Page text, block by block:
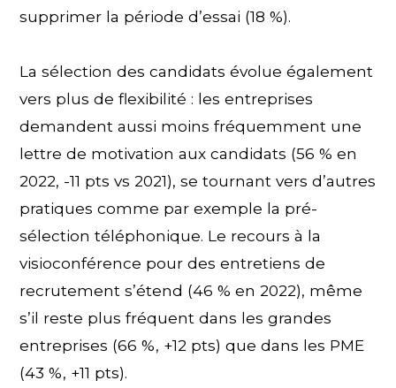
supprimer la période d’essai (18 %).
La sélection des candidats évolue également
vers plus de flexibilité : les entreprises
demandent aussi moins fréquemment une
lettre de motivation aux candidats (56 % en
2022, -11 pts vs 2021), se tournant vers d’autres
pratiques comme par exemple la pré-
sélection téléphonique. Le recours à la
visioconférence pour des entretiens de
recrutement s’étend (46 % en 2022), même
s’il reste plus fréquent dans les grandes
entreprises (66 %, +12 pts) que dans les PME
(43 %, +11 pts).